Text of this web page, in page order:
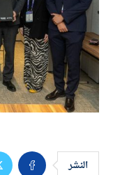
النشر